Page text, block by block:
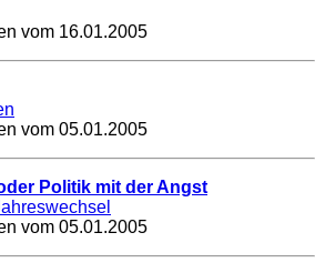
vom 16.01.2005
vom 05.01.2005
Politik mit der Angst
vom 05.01.2005